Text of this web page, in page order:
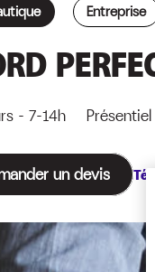
Entreprise
- 7-14h Présentiel
un devis